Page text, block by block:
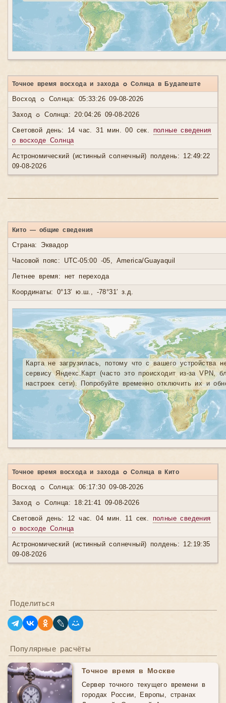
Точное время восхода и захода ☼ Солнца в Будапеште
Восход ☼ Солнца: 05:33:26 09-08-2026
Заход ☼ Солнца: 20:04:26 09-08-2026
Световой день: 14 час. 31 мин. 00 сек. полные сведения
о восходе Солнца
Астрономический (истинный солнечный) полдень: 12:49:22
09-08-2026
Кито — общие сведения
Страна: Эквадор
Часовой пояс: UTC-05:00 -05, America/Guayaquil
Летнее время: нет перехода
Координаты: 0°13′ ю.ш., -78°31′ з.д.
Карта не загрузилась, потому что с вашего устройства
сервису Яндекс.Карт (часто это происходит из-за VPN,
настроек сети). Попробуйте временно отключить их и
Точное время восхода и захода ☼ Солнца в Кито
Восход ☼ Солнца: 06:17:30 09-08-2026
Заход ☼ Солнца: 18:21:41 09-08-2026
Световой день: 12 час. 04 мин. 11 сек. полные сведения
о восходе Солнца
Астрономический (истинный солнечный) полдень: 12:19:35
09-08-2026
Поделиться
Популярные расчёты
Точное время в Москве
Сервер точного текущего времени в
городах России, Европы, странах